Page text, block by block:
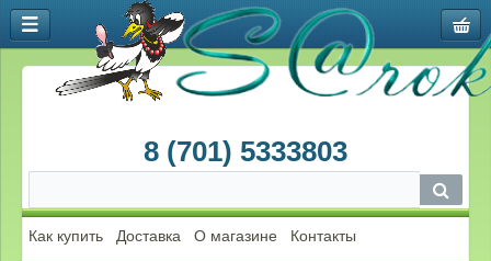
8 (701) 5333803
Как купить Доставка О магазине Контакты